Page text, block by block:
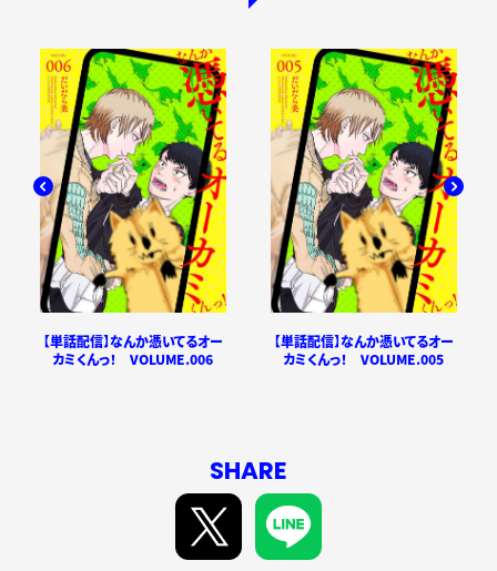
【単話配信】なんか憑いてるオー
カミくんっ！ VOLUME.006
【単話配信】なんか憑いてるオー
カミくんっ！ VOLUME.005
SHARE